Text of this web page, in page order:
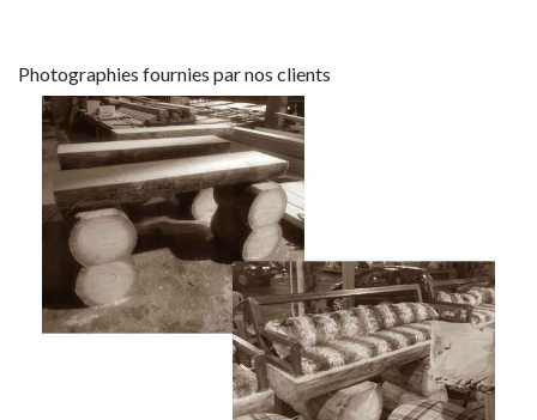
Photographies fournies par nos clients